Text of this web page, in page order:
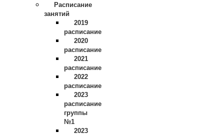
Расписание
занятий
2019
расписание
2020
расписание
2021
расписание
2022
расписание
2023
расписание
группы
№1
2023